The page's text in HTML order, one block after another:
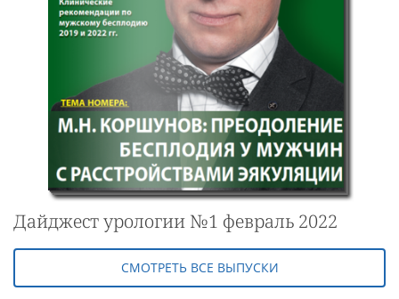
Дайджест урологии №1 февраль 2022
СМОТРЕТЬ ВСЕ ВЫПУСКИ